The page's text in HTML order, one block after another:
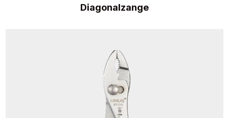
Diagonalzange